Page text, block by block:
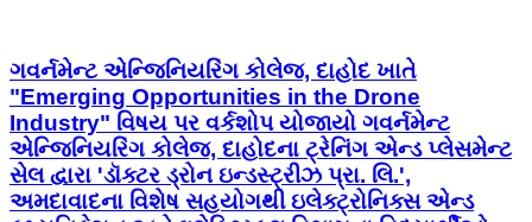
ગવર્નમેન્ટ એન્જિનિયરિંગ કોલેજ, દાહોદ ખાતે
"Emerging Opportunities in the Drone
Industry" વિષય પર વર્કશોપ યોજાયો ગવર્નમેન્ટ
એન્જિનિયરિંગ કોલેજ, દાહોદના ટ્રેનિંગ એન્ડ પ્લેસમેન્ટ
સેલ દ્વારા 'ડૉક્ટર ડ્રોન ઇન્ડસ્ટ્રીઝ પ્રા. લિ.',
અમદાવાદના વિશેષ સહયોગથી ઇલેક્ટ્રોનિક્સ એન્ડ